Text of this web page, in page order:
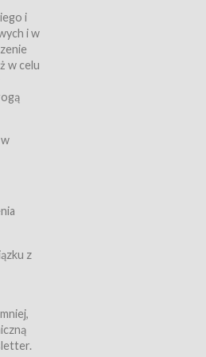
z
i
i w
w celu
z